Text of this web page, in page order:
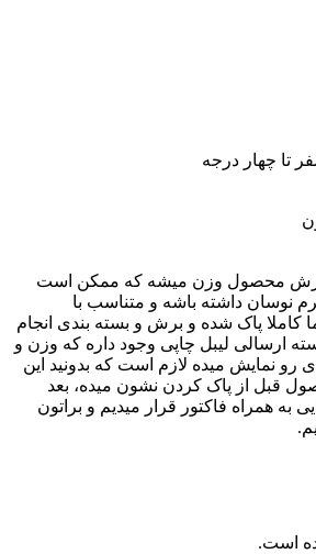
تا چهار درجه
محصول وزن میشه که ممکن است
10 تا 30 گرم نوسان داشته باشه و متناسب با
پاک شده و برش و بسته بندی انجام
ارسالی لیبل چاپی وجود داره که وزن و
رو نمایش میده لازم است که بدونید این
قبل از پاک کردن نشون میده، بعد
به همراه فاکتور قرار میدیم و براتون
است.